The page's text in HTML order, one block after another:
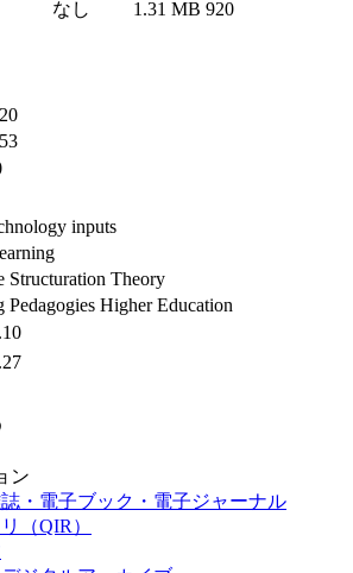
なし 1.31 MB 920
inputs
Structuration Theory
Pedagogies Higher Education
ン
・電子ブック・電子ジャーナル
（QIR）